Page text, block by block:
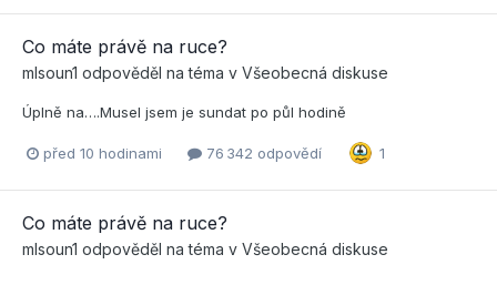
Co máte právě na ruce?
mlsoun1 odpověděl na téma v Všeobecná diskuse
Úplně na….Musel jsem je sundat po půl hodině
před 10 hodinami 76 342 odpovědí 1
Co máte právě na ruce?
mlsoun1 odpověděl na téma v Všeobecná diskuse